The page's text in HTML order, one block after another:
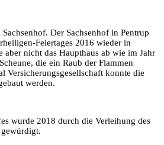
Der Sachsenhof in Pentrup
Feiertages 2016 wieder in
aber nicht das Haupthaus ab wie im Jahr
die ein Raub der Flammen
Versicherungsgesellschaft konnte die
werden.
wurde 2018 durch die Verleihung des